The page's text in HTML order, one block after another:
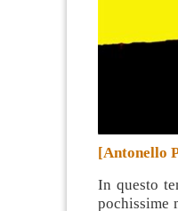
[Antonello
In questo
pochissime